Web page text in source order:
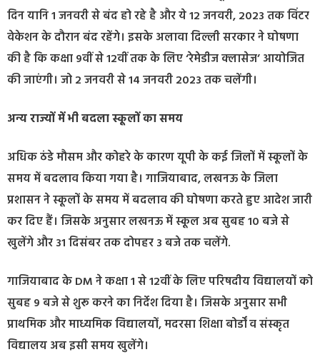
दिन यानि 1 जनवरी से बंद हो रहे है और ये 12 जनवरी, 2023 तक विंटर
वेकेशन के दौरान बंद रहेंगे। इसके अलावा दिल्ली सरकार ने घोषणा
की है कि कक्षा 9वीं से 12वीं तक के लिए ‘रेमेडीज क्लासेज’ आयोजित
की जाएंगी। जो 2 जनवरी से 14 जनवरी 2023 तक चलेंगी।
अन्य राज्यों में भी बदला स्कूलों का समय
अधिक ठंडे मौसम और कोहरे के कारण यूपी के कई जिलों में स्कूलों के
समय में बदलाव किया गया है। गाजियाबाद, लखनऊ के जिला
प्रशासन ने स्कूलों के समय में बदलाव की घोषणा करते हुए आदेश जारी
कर दिए हैं। जिसके अनुसार लखनऊ में स्कूल अब सुबह 10 बजे से
खुलेंगे और 31 दिसंबर तक दोपहर 3 बजे तक चलेंगे.
गाजियाबाद के DM ने कक्षा 1 से 12वीं के लिए परिषदीय विद्यालयों को
सुबह 9 बजे से शुरू करने का निर्देश दिया है। जिसके अनुसार सभी
प्राथमिक और माध्यमिक विद्यालयों, मदरसा शिक्षा बोर्डों व संस्कृत
विद्यालय अब इसी समय खुलेंगे।